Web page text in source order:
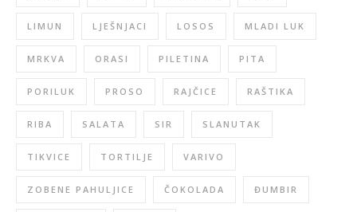
LIMUN LJEŠNJACI LOSOS MLADI LUK
MRKVA ORASI PILETINA PITA
PORILUK PROSO RAJČICE RAŠTIKA
RIBA SALATA SIR SLANUTAK
TIKVICE TORTILJE VARIVO
ZOBENE PAHULJICE ČOKOLADA ĐUMBIR